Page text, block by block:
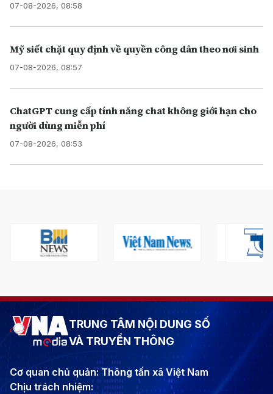
07-08-2026, 08:58
Mỹ siết chặt quy định về quyền công dân theo nơi sinh
07-08-2026, 08:57
ChatGPT cung cấp tính năng chat không giới hạn cho
người dùng miễn phí
07-08-2026, 08:53
TRUNG TÂM NỘI DUNG SỐ
VÀ TRUYỀN THÔNG
Cơ quan chủ quản: Thông tấn xã Việt Nam
Chịu trách nhiệm: